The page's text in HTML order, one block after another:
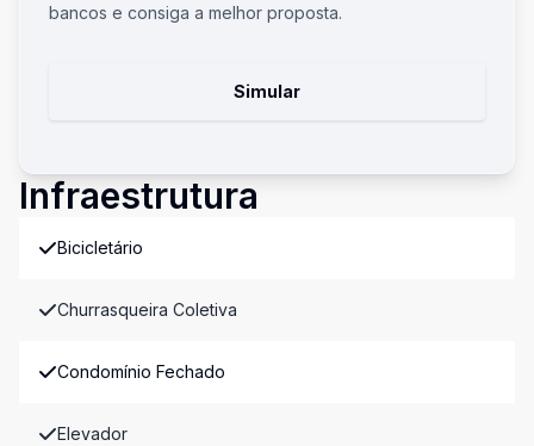
bancos e consiga a melhor proposta.
Simular
Infraestrutura
Bicicletário
Churrasqueira Coletiva
Condomínio Fechado
Elevador